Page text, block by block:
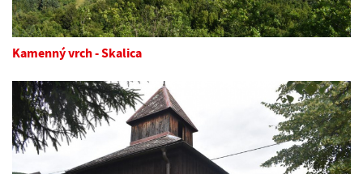
Kamenný vrch - Skalica